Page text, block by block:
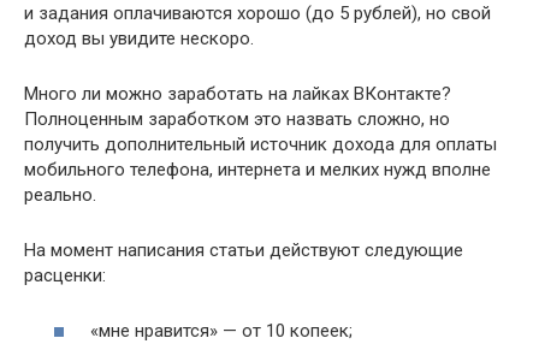
и задания оплачиваются хорошо (до 5 рублей), но свой
доход вы увидите нескоро.
Много ли можно заработать на лайках ВКонтакте?
Полноценным заработком это назвать сложно, но
получить дополнительный источник дохода для оплаты
мобильного телефона, интернета и мелких нужд вполне
реально.
На момент написания статьи действуют следующие
расценки:
«мне нравится» — от 10 копеек;